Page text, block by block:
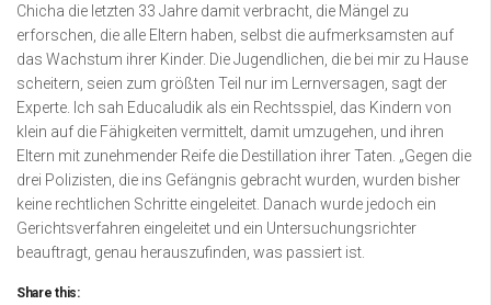
Chicha die letzten 33 Jahre damit verbracht, die Mängel zu
erforschen, die alle Eltern haben, selbst die aufmerksamsten auf
das Wachstum ihrer Kinder. Die Jugendlichen, die bei mir zu Hause
scheitern, seien zum größten Teil nur im Lernversagen, sagt der
Experte. Ich sah Educaludik als ein Rechtsspiel, das Kindern von
klein auf die Fähigkeiten vermittelt, damit umzugehen, und ihren
Eltern mit zunehmender Reife die Destillation ihrer Taten. „Gegen die
drei Polizisten, die ins Gefängnis gebracht wurden, wurden bisher
keine rechtlichen Schritte eingeleitet. Danach wurde jedoch ein
Gerichtsverfahren eingeleitet und ein Untersuchungsrichter
beauftragt, genau herauszufinden, was passiert ist.
Share this: